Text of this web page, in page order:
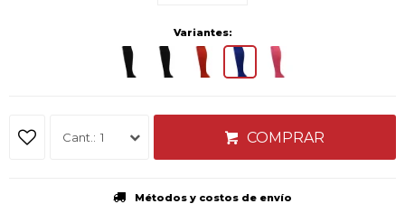
Variantes:
1 COMPRAR
Métodos y costos de envío